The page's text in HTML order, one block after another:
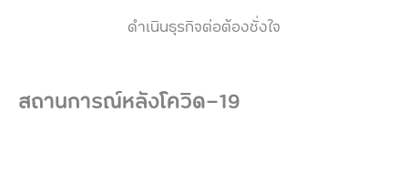
ดำเนินธุรกิจต่อต้องชั่งใจ
สถานการณ์หลังโควิด-19